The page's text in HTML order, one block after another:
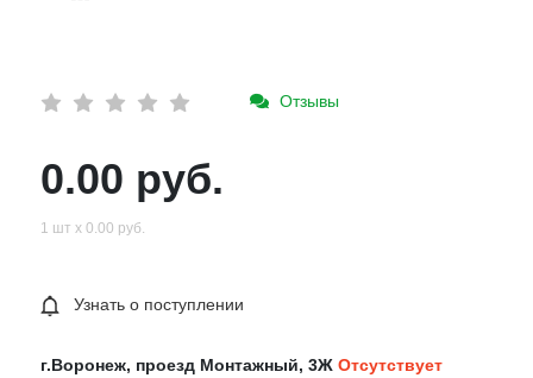
Отзывы
0.00 руб.
1 шт х 0.00 руб.
Узнать о поступлении
г.Воронеж, проезд Монтажный, 3Ж Отсутствует